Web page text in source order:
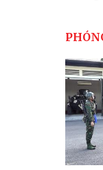
vệ
chiến
Tiểu
tốt
thật
Nơi
năng